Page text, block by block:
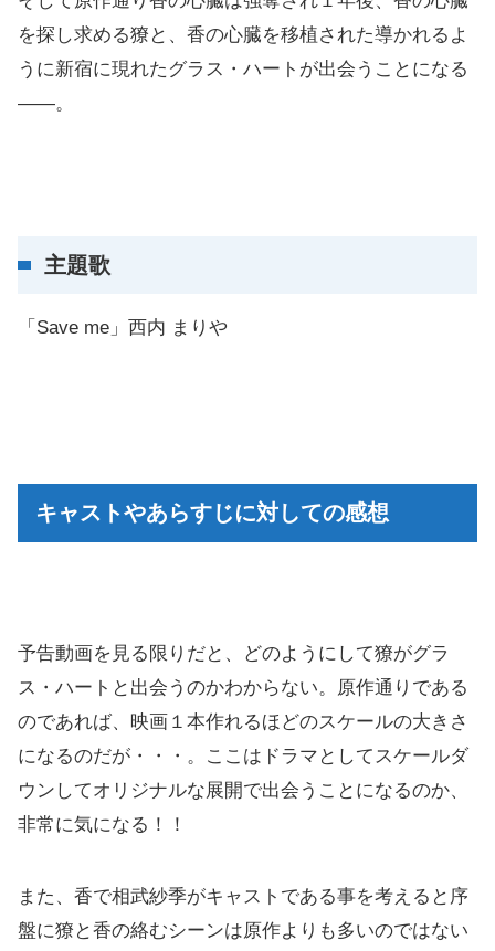
を探し求める獠と、香の心臓を移植された導かれるよ
うに新宿に現れたグラス・ハートが出会うことになる
――。
主題歌
「Save me」西内 まりや
キャストやあらすじに対しての感想
予告動画を見る限りだと、どのようにして獠がグラ
ス・ハートと出会うのかわからない。原作通りである
のであれば、映画１本作れるほどのスケールの大きさ
になるのだが・・・。ここはドラマとしてスケールダ
ウンしてオリジナルな展開で出会うことになるのか、
非常に気になる！！
また、香で相武紗季がキャストである事を考えると序
盤に獠と香の絡むシーンは原作よりも多いのではない